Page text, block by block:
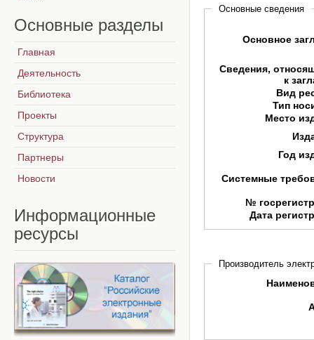
Основные сведения
Основное
Сведения,
к
Вид
Тип
Место
Год
Системные
№
Дата
Производитель
Основные разделы
Главная
Деятельность
Библиотека
Проекты
Структура
Партнеры
Новости
Информационные
ресурсы